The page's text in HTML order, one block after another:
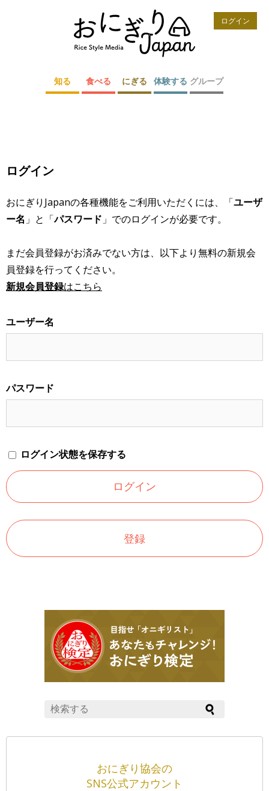
ログイン
知る 食べる にぎる 体験する グループ
ログイン
おにぎりJapanの各種機能をご利用いただくには、「ユーザ
ー名 」と「パスワード 」でのログインが必要です。
まだ会員登録がお済みでない方は、以下より無料の新規会
員登録を行ってください。
新規会員登録はこちら
ユーザー名
パスワード
ログイン状態を保存する
登録
おにぎり協会の
SNS公式アカウント